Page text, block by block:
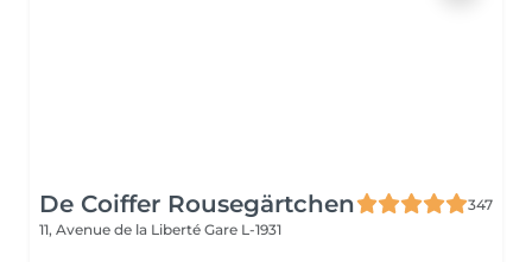
De Coiffer Rousegärtchen
347
11, Avenue de la Liberté Gare L-1931